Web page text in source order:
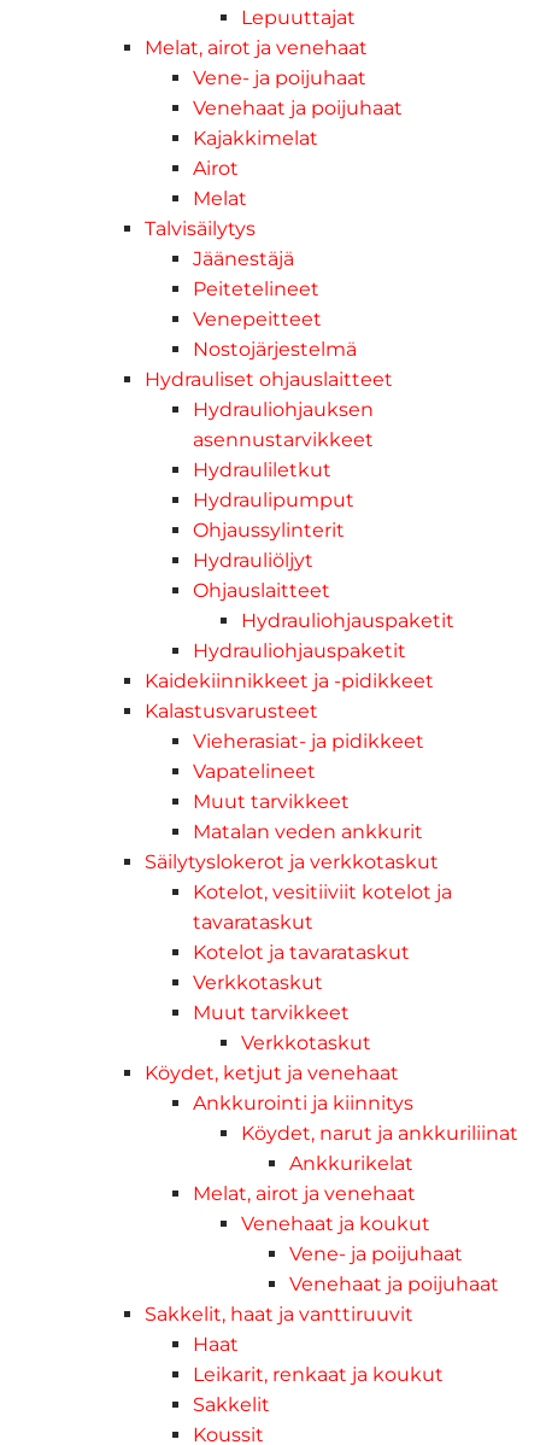
Lepuuttajat
Melat, airot ja venehaat
Vene- ja poijuhaat
Venehaat ja poijuhaat
Kajakkimelat
Airot
Melat
Talvisäilytys
Jäänestäjä
Peitetelineet
Venepeitteet
Nostojärjestelmä
Hydrauliset ohjauslaitteet
Hydrauliohjauksen
asennustarvikkeet
Hydrauliletkut
Hydraulipumput
Ohjaussylinterit
Hydrauliöljyt
Ohjauslaitteet
Hydrauliohjauspaketit
Hydrauliohjauspaketit
Kaidekiinnikkeet ja -pidikkeet
Kalastusvarusteet
Vieherasiat- ja pidikkeet
Vapatelineet
Muut tarvikkeet
Matalan veden ankkurit
Säilytyslokerot ja verkkotaskut
Kotelot, vesitiiviit kotelot ja
tavarataskut
Kotelot ja tavarataskut
Verkkotaskut
Muut tarvikkeet
Verkkotaskut
Köydet, ketjut ja venehaat
Ankkurointi ja kiinnitys
Köydet, narut ja ankkuriliinat
Ankkurikelat
Melat, airot ja venehaat
Venehaat ja koukut
Vene- ja poijuhaat
Venehaat ja poijuhaat
Sakkelit, haat ja vanttiruuvit
Haat
Leikarit, renkaat ja koukut
Sakkelit
Koussit